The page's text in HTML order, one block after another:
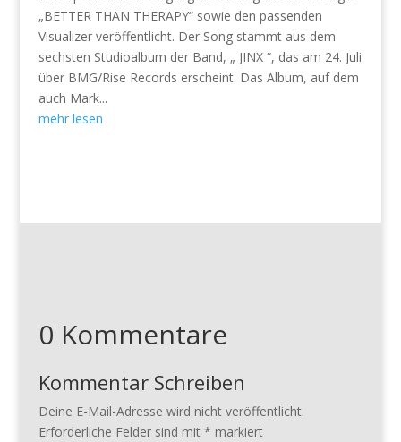
„BETTER THAN THERAPY“ sowie den passenden
Visualizer veröffentlicht. Der Song stammt aus dem
sechsten Studioalbum der Band, „ JINX “, das am 24. Juli
über BMG/Rise Records erscheint. Das Album, auf dem
auch Mark...
mehr lesen
0 Kommentare
Kommentar Schreiben
Deine E-Mail-Adresse wird nicht veröffentlicht.
Erforderliche Felder sind mit * markiert